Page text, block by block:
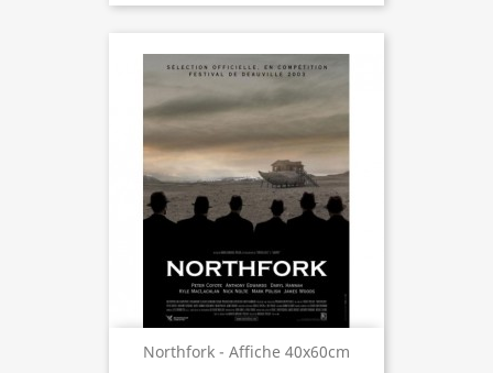
Northfork - Affiche 40x60cm